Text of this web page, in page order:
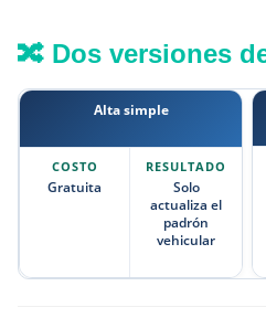
🔀 Dos versiones
Alta simple
Gratuita
Solo
actualiza el
padrón
vehicular